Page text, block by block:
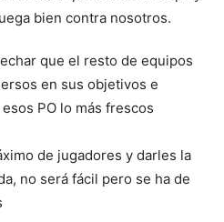
bien contra nosotros.
que el resto de equipos
en sus objetivos e
PO lo más frescos
de jugadores y darles la
no será fácil pero se ha de